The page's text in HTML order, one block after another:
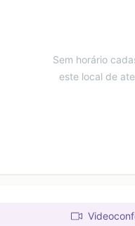
Sem horário
este local de